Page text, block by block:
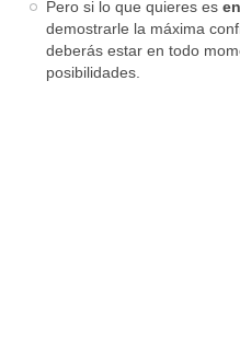
Pero si lo que quieres es
demostrarle la máxima
deberás estar en todo
posibilidades.